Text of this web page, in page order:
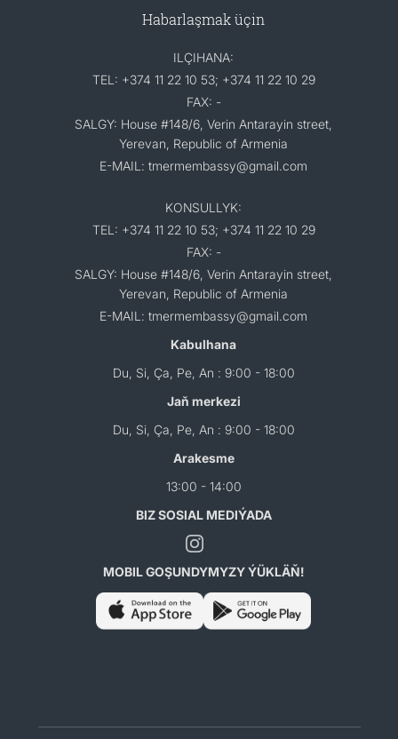
Habarlaşmak üçin
ILÇIHANA:
TEL: +374 11 22 10 53; +374 11 22 10 29
FAX: -
SALGY: House #148/6, Verin Antarayin street,
Yerevan, Republic of Armenia
E-MAIL: tmermembassy@gmail.com
KONSULLYK:
TEL: +374 11 22 10 53; +374 11 22 10 29
FAX: -
SALGY: House #148/6, Verin Antarayin street,
Yerevan, Republic of Armenia
E-MAIL: tmermembassy@gmail.com
Kabulhana
Du, Si, Ça, Pe, An : 9:00 - 18:00
Jaň merkezi
Du, Si, Ça, Pe, An : 9:00 - 18:00
Arakesme
13:00 - 14:00
BIZ SOSIAL MEDIÝADA
MOBIL GOŞUNDYMYZY ÝÜKLÄŇ!